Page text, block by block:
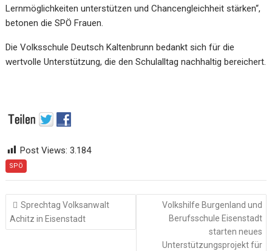
Lernmöglichkeiten unterstützen und Chancengleichheit stärken“,
betonen die SPÖ Frauen.
Die Volksschule Deutsch Kaltenbrunn bedankt sich für die
wertvolle Unterstützung, die den Schulalltag nachhaltig bereichert.
Post Views: 3.184
SPÖ
Beitragsnavigation
Sprechtag Volksanwalt
Achitz in Eisenstadt
Volkshilfe Burgenland und
Berufsschule Eisenstadt
starten neues
Unterstützungsprojekt für